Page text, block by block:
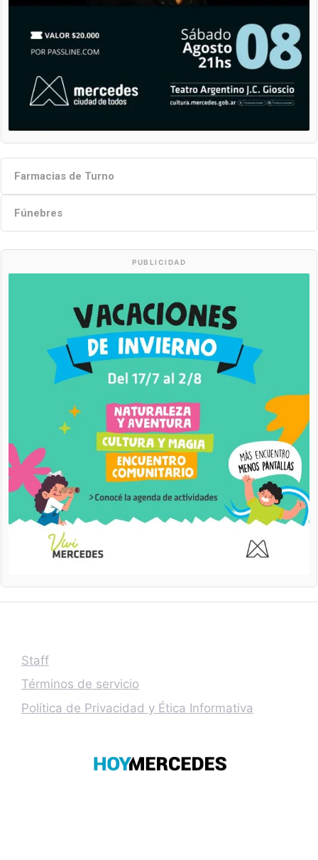
Farmacias de Turno
Fúnebres
PUBLICIDAD
Staff
Términos de servicio
Política de Privacidad y Ética Informativa